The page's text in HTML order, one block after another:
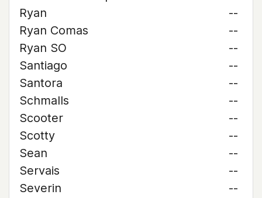
Ryan
--
Ryan Comas
--
Ryan SO
--
Santiago
--
Santora
--
Schmalls
--
Scooter
--
Scotty
--
Sean
--
Servais
--
Severin
--